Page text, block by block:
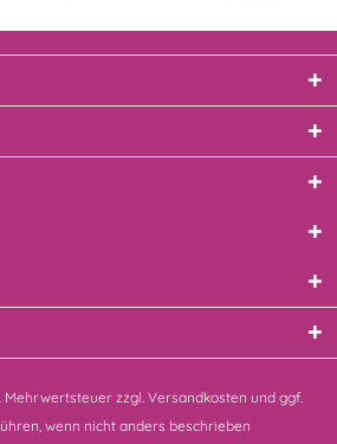
Mehrwertsteuer zzgl. Versandkosten und ggf.
wenn nicht anders beschrieben